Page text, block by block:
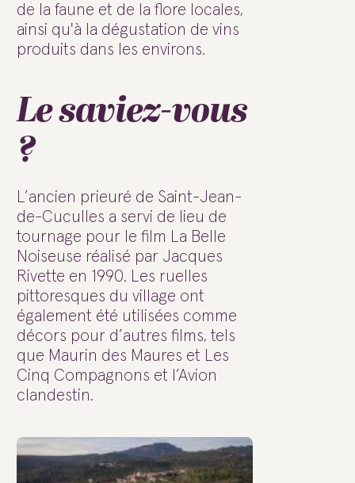
de la faune et de la flore locales,
ainsi qu'à la dégustation de vins
produits dans les environs.
Le saviez-vous
?
L’ancien prieuré de Saint-Jean-
de-Cuculles a servi de lieu de
tournage pour le film La Belle
Noiseuse réalisé par Jacques
Rivette en 1990. Les ruelles
pittoresques du village ont
également été utilisées comme
décors pour d’autres films, tels
que Maurin des Maures et Les
Cinq Compagnons et l’Avion
clandestin.